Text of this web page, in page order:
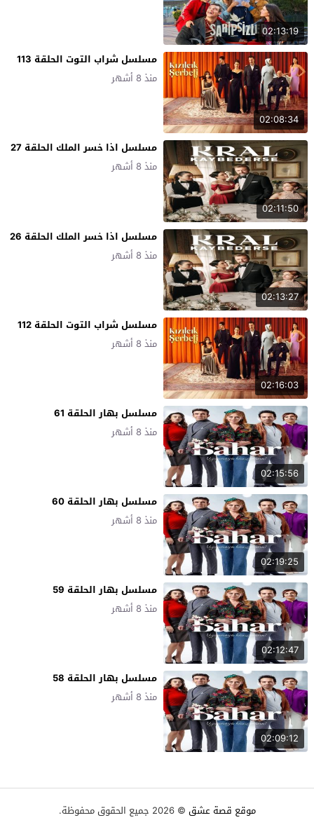
02:13:19
02:08:34
مسلسل شراب التوت الحلقة 113
منذ 8 أشهر
02:11:50
مسلسل اذا خسر الملك الحلقة 27
منذ 8 أشهر
02:13:27
مسلسل اذا خسر الملك الحلقة 26
منذ 8 أشهر
02:16:03
مسلسل شراب التوت الحلقة 112
منذ 8 أشهر
02:15:56
مسلسل بهار الحلقة 61
منذ 8 أشهر
02:19:25
مسلسل بهار الحلقة 60
منذ 8 أشهر
02:12:47
مسلسل بهار الحلقة 59
منذ 8 أشهر
02:09:12
مسلسل بهار الحلقة 58
منذ 8 أشهر
موقع قصة عشق © 2026 جميع الحقوق محفوظة.